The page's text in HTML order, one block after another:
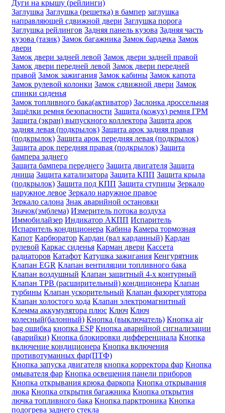
Дуги на крышу (рейлинги)
Заглушка Заглушка (решетка) в бампер заглушка
направляющей сдвижной двери Заглушка порога
Заглушка рейлингов Задняя панель кузова Задняя часть
кузова (тазик) Замок багажника Замок бардачка Замок
двери
Замок двери задней левой Замок двери задней правой
Замок двери передней левой Замок двери передней
правой Замок зажигания Замок кабины Замок капота
Замок рулевой колонки Замок сдвижной двери Замок
спинки сиденья
Замок топливного бака(активатор) Заслонка дроссельная
Защёлки ремня безопасности Защита (кожух) ремня ГРМ
Защита (экран) выпускного коллектора Защита арок
задняя левая (подкрылок) Защита арок задняя правая
(подкрылок) Защита арок передняя левая (подкрылок)
Защита арок передняя правая (подкрылок) Защита
бампера заднего
Защита бампера переднего Защита двигателя Защита
днища Защита катализатора Защита КПП Защита крыла
(подкрылок) Защита под КПП Защита ступицы Зеркало
наружное левое Зеркало наружное правое
Зеркало салона Знак аварийной остановки
Значок(эмблема) Измеритель потока воздуха
Иммобилайзер Индикатор АКПП Испаритель
Испаритель кондиционера Кабина Камера тормозная
Капот Карбюратор Кардан (вал карданный) Кардан
рулевой Каркас сиденья Карман двери Кассета
радиаторов Катафот Катушка зажигания Кенгурятник
Клапан EGR Клапан вентиляции топливного бака
Клапан воздушный Клапан защитный 4-х контурный
Клапан ТРВ (расширительный) кондиционера Клапан
турбины Клапан ускорительный Клапан фазорегулятора
Клапан холостого хода Клапан электромагнитный
Клемма аккумулятора плюс Ключ Ключ
колесный(балонный) Кнопка (выключатель) Кнопка air
bag ошибка кнопка ESP Кнопка аварийной сигнализации
(аварийки) Кнопка блокировки дифференциала Кнопка
включение кондиционера Кнопка включения
противотуманных фар(ПТФ)
Кнопка запуска двигателя кнопка корректора фар Кнопка
омывателя фар Кнопка освещения панели приборов
Кнопка открывания крюка фаркопа Кнопка открывания
люка Кнопка открытия багажника Кнопка открытия
лючка топливного бака Кнопка парктроника Кнопка
подогрева заднего стекла